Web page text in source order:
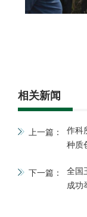
相关新闻
上一篇：
作科
种质
下一篇：
全国
成功